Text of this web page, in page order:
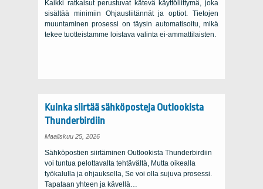
Kaikki ratkaisut perustuvat kätevä käyttöliittymä, joka
sisältää minimiin Ohjausliitännät ja optiot. Tietojen
muuntaminen prosessi on täysin automatisoitu, mikä
tekee tuotteistamme loistava valinta ei-ammattilaisten.
Kuinka siirtää sähköposteja Outlookista
Thunderbirdiin
Maaliskuu 25, 2026
Sähköpostien siirtäminen Outlookista Thunderbirdiin
voi tuntua pelottavalta tehtävältä, Mutta oikealla
työkalulla ja ohjauksella, Se voi olla sujuva prosessi.
Tapataan yhteen ja kävellä…